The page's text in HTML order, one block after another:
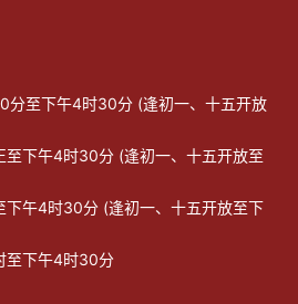
分至下午4时30分 (逢初一、十五开放
至下午4时30分 (逢初一、十五开放至
下午4时30分 (逢初一、十五开放至下
至下午4时30分